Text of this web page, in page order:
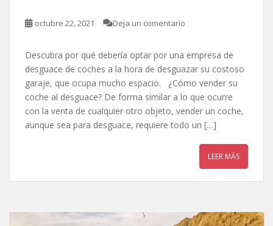
octubre 22, 2021 Deja un comentario
Descubra por qué debería optar por una empresa de
desguace de coches a la hora de desguazar su costoso
garaje, que ocupa mucho espacio. ¿Cómo vender su
coche al desguace? De forma similar a lo que ocurre
con la venta de cualquier otro objeto, vender un coche,
aunque sea para desguace, requiere todo un […]
LEER MÁS